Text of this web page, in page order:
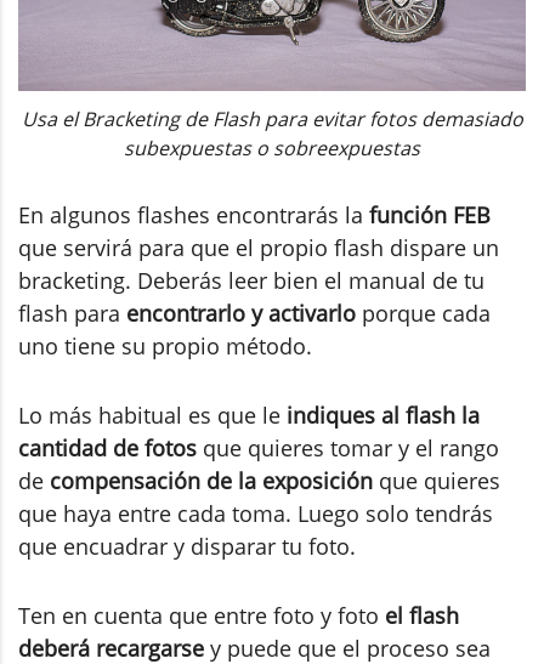
Usa el Bracketing de Flash para evitar fotos demasiado
subexpuestas o sobreexpuestas
En algunos flashes encontrarás la función FEB
que servirá para que el propio flash dispare un
bracketing. Deberás leer bien el manual de tu
flash para encontrarlo y activarlo porque cada
uno tiene su propio método.
Lo más habitual es que le indiques al flash la
cantidad de fotos que quieres tomar y el rango
de compensación de la exposición que quieres
que haya entre cada toma. Luego solo tendrás
que encuadrar y disparar tu foto.
Ten en cuenta que entre foto y foto el flash
deberá recargarse y puede que el proceso sea